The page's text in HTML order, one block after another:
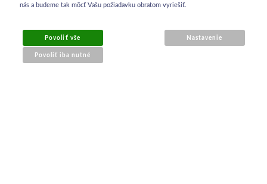
OBCHODNÉ INFORMÁCIE
Obchodné podmienky
nás a budeme tak môcť Vašu požiadavku obratom vyriešiť.
Povoliť vše
Povoliť iba nutné
Nastavenie